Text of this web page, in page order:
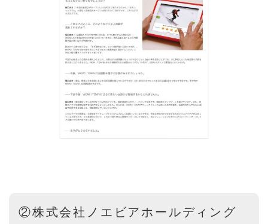
②株式会社ノエビアホールディング